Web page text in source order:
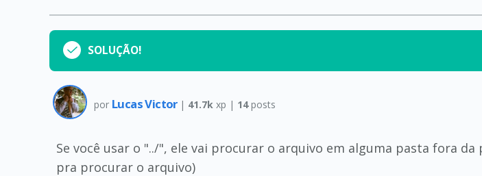
SOLUÇÃO!
por Lucas Victor | 41.7k xp | 14posts
Se você usar o "../", ele vai procurar o arquivo em alguma pasta fora
pra procurar o arquivo)